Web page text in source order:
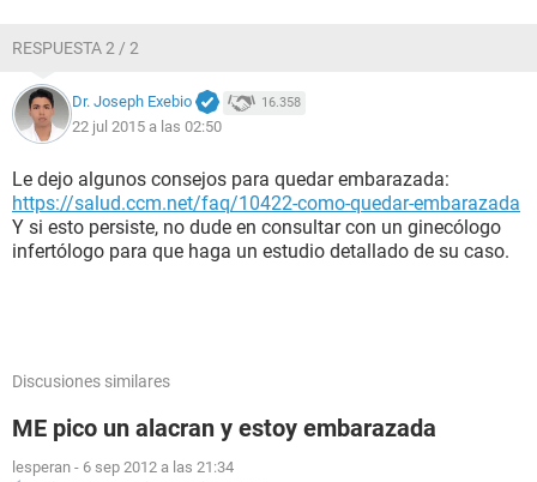
RESPUESTA 2 / 2
Dr. Joseph Exebio 16.358
22 jul 2015 a las 02:50
Le dejo algunos consejos para quedar embarazada:
https://salud.ccm.net/faq/10422-como-quedar-embarazada
Y si esto persiste, no dude en consultar con un ginecólogo
infertólogo para que haga un estudio detallado de su caso.
Discusiones similares
ME pico un alacran y estoy embarazada
lesperan - 6 sep 2012 a las 21:34